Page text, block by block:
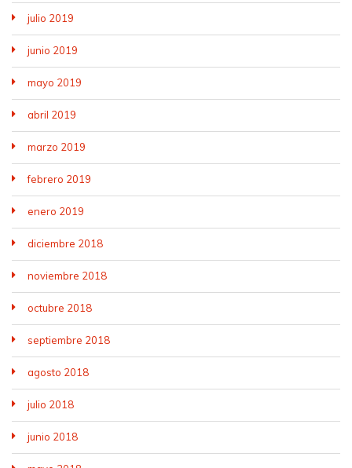
julio 2019
junio 2019
mayo 2019
abril 2019
marzo 2019
febrero 2019
enero 2019
diciembre 2018
noviembre 2018
octubre 2018
septiembre 2018
agosto 2018
julio 2018
junio 2018